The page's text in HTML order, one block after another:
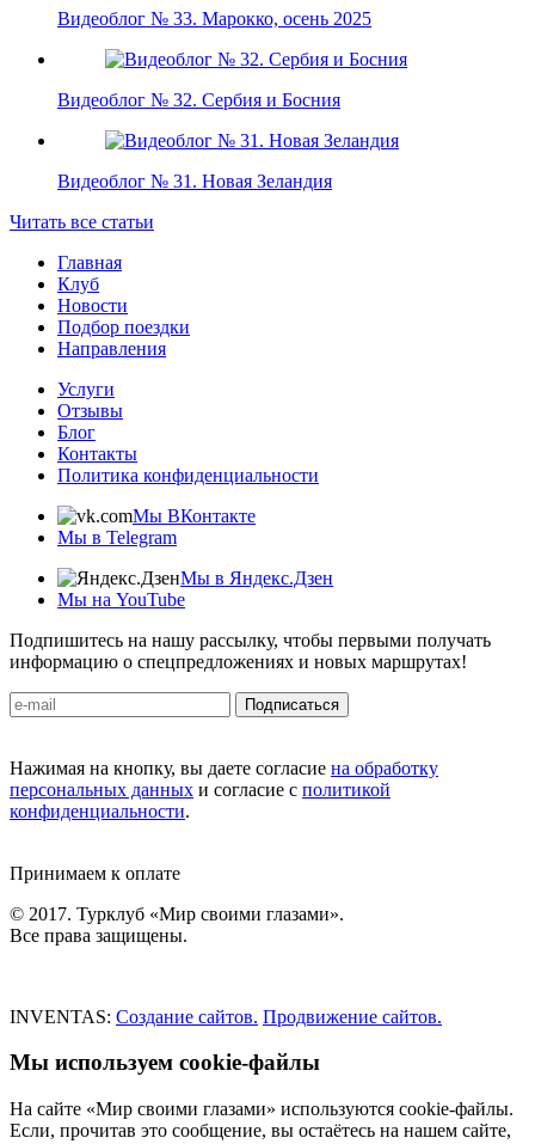
Видеоблог № 33. Марокко, осень 2025
Видеоблог № 32. Сербия и Босния
Видеоблог № 31. Новая Зеландия
Читать все статьи
Главная
Клуб
Новости
Подбор поездки
Направления
Услуги
Отзывы
Блог
Контакты
Политика конфиденциальности
Мы ВКонтакте
Мы в Telegram
Мы в Яндекс.Дзен
Мы на YouTube
Подпишитесь на нашу рассылку, чтобы первыми получать
информацию о спецпредложениях и новых маршрутах!
Подписаться
Нажимая на кнопку, вы даете согласие на обработку
персональных данных и согласие с политикой
конфиденциальности.
Принимаем к оплате
© 2017. Турклуб «Мир своими глазами».
Все права защищены.
INVENTAS: Создание сайтов. Продвижение сайтов.
Мы используем cookie-файлы
На сайте «Мир своими глазами» используются cookie-файлы.
Если, прочитав это сообщение, вы остаётесь на нашем сайте,